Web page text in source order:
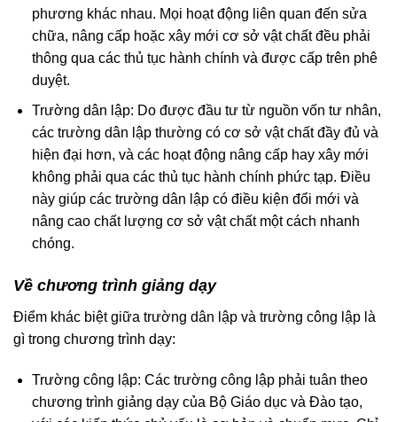
phương khác nhau. Mọi hoạt động liên quan đến sửa
chữa, nâng cấp hoặc xây mới cơ sở vật chất đều phải
thông qua các thủ tục hành chính và được cấp trên phê
duyệt.
Trường dân lập: Do được đầu tư từ nguồn vốn tư nhân,
các trường dân lập thường có cơ sở vật chất đầy đủ và
hiện đại hơn, và các hoạt động nâng cấp hay xây mới
không phải qua các thủ tục hành chính phức tạp. Điều
này giúp các trường dân lập có điều kiện đổi mới và
nâng cao chất lượng cơ sở vật chất một cách nhanh
chóng.
Về chương trình giảng dạy
Điểm khác biệt giữa trường dân lập và trường công lập là
gì trong chương trình dạy:
Trường công lập: Các trường công lập phải tuân theo
chương trình giảng dạy của Bộ Giáo dục và Đào tạo,